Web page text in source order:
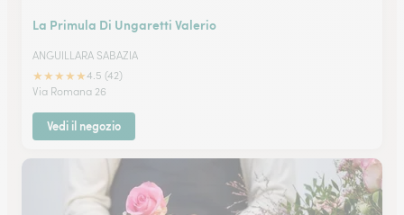
La Primula Di Ungaretti Valerio
ANGUILLARA SABAZIA
★★★★★4.5 (42)
Via Romana 26
Vedi il negozio